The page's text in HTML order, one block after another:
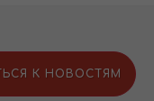
К НОВОСТЯМ